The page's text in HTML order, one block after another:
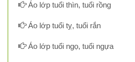
Áo lớp tuổi thìn, tuổi rồng
Áo lớp tuổi tỵ, tuổi rắn
Áo lớp tuổi ngọ, tuổi ngựa